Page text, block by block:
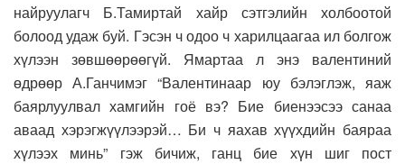
найруулагч Б.Тамиртай хайр сэтгэлийн холбоотой
болоод удаж буй. Гэсэн ч одоо ч харилцаагаа ил болгож
хүлээн зөвшөөрөөгүй. Ямартаа л энэ валентиний
өдрөөр А.Ганчимэг “Валентинаар юу бэлэглэж, яаж
баярлуулвал хамгийн гоё вэ? Бие биенээсээ санаа
аваад хэрэгжүүлээрэй… Би ч яахав хүүхдийн баяраа
хүлээх минь” гэж бичиж, ганц бие хүн шиг пост